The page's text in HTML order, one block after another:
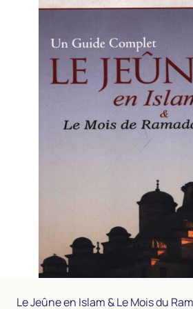
Le Jeûne en Islam & Le Mois du